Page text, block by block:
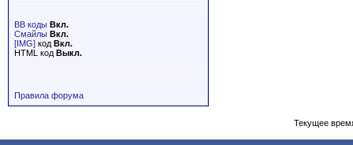
BB коды Вкл.
Смайлы Вкл.
[IMG] код Вкл.
HTML код Выкл.
Правила форума
Текущее